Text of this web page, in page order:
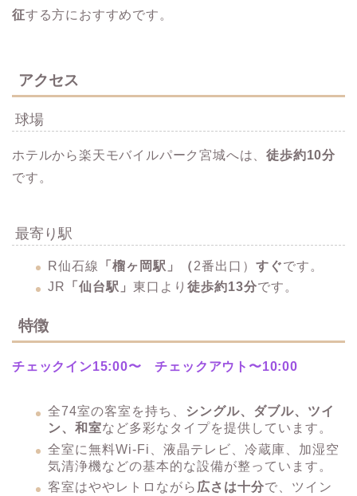
征する方におすすめです。
アクセス
球場
ホテルから楽天モバイルパーク宮城へは、徒歩約10分
です。
最寄り駅
R仙石線 「榴ヶ岡駅」（2番出口） すぐ​です。
JR
「仙台駅」 東口より 徒歩約13分です。
特徴
チェックイン15:00〜 チェックアウト〜10:00
全74室の客室を持ち、
シングル、ダブル、ツイ
ン、和室など多彩なタイプを提供しています。​
​全室に無料Wi-Fi、液晶テレビ、冷蔵庫、加湿空
気清浄機などの基本的な設備が整っています。​
客室はややレトロながら 広さは十分で、ツイン